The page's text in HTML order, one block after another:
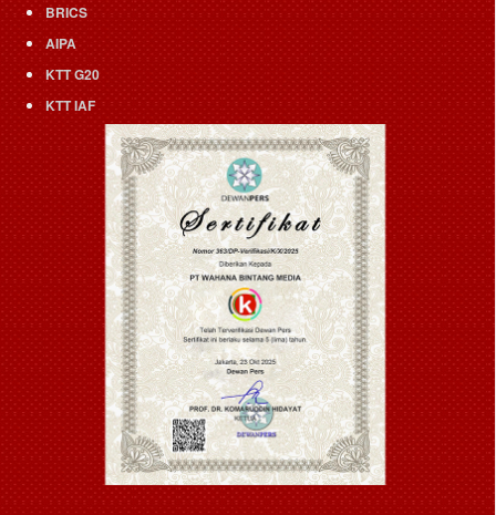
BRICS
AIPA
KTT G20
KTT IAF